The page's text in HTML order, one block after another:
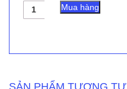
Bánh
Mua hàng
SẢN PHẨM TƯƠNG TỰ